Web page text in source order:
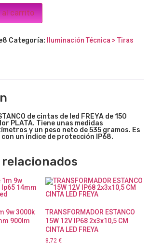
al carrito
Categoría:
Iluminación Técnica > Tiras
de cintas de led FREYA de 150
PLATA. Tiene unas medidas
y un peso neto de 535 gramos. Es
un índice de protección IP68.
9w 3000k
900lm
TRANSFORMADOR ESTANCO
15W 12V IP68 2x3x10,5 CM
CINTA LED FREYA
8,72 €